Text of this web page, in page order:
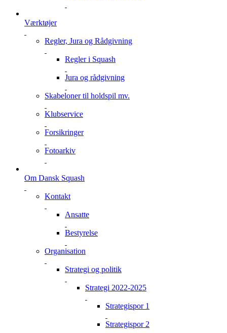
Værktøjer
Regler, Jura og Rådgivning
Regler i Squash
Jura og rådgivning
Skabeloner til holdspil mv.
Klubservice
Forsikringer
Fotoarkiv
Om Dansk Squash
Kontakt
Ansatte
Bestyrelse
Organisation
Strategi og politik
Strategi 2022-2025
Strategispor 1
Strategispor 2